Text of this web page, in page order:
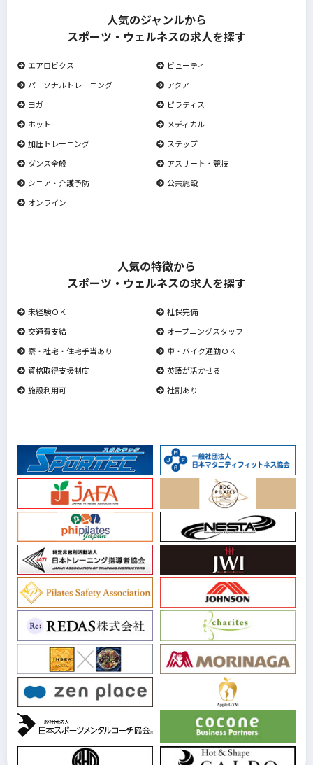
人気のジャンルから
スポーツ・ウェルネスの求人を探す
エアロビクス
ビューティ
パーソナルトレーニング
アクア
ヨガ
ピラティス
ホット
メディカル
加圧トレーニング
ステップ
ダンス全般
アスリート・競技
シニア・介護予防
公共施設
オンライン
人気の特徴から
スポーツ・ウェルネスの求人を探す
未経験ＯＫ
社保完備
交通費支給
オープニングスタッフ
寮・社宅・住宅手当あり
車・バイク通勤ＯＫ
資格取得支援制度
英語が活かせる
施設利用可
社割あり